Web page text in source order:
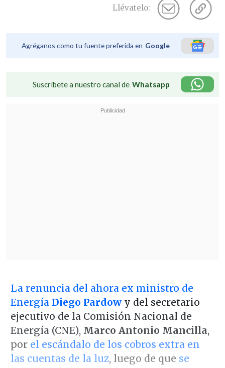
Llévatelo:
Agréganos como tu fuente preferida en Google
Suscríbete a nuestro canal de Whatsapp
La renuncia del ahora ex ministro de
Energía Diego Pardowy del secretario
ejecutivo de la Comisión Nacional de
Energía (CNE),Marco Antonio Mancilla,
por el escándalo de los cobros extra en
las cuentas de la luz, luego de que se